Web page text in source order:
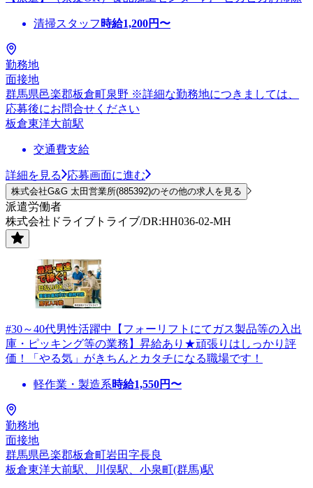
清掃スタッフ 時給1,200円〜
勤務地
面接地
群馬県邑楽郡板倉町泉野 ※詳細な勤務地につきましては、
応募後にお問合せください
板倉東洋大前駅
交通費支給
詳細を見る 応募画面に進む
株式会社G&G 太田営業所(885392)のその他の求人を見る
派遣労働者
株式会社ドライブトライブ/DR:HH036-02-MH
#30～40代男性活躍中【フォーリフトにてガス製品等の入出
庫・ピッキング等の業務】昇給あり★頑張りはしっかり評
価！「やる気」がきちんとカタチになる職場です！
軽作業・製造系時給1,550円〜
勤務地
面接地
群馬県邑楽郡板倉町岩田字長良
板倉東洋大前駅、川俣駅、小泉町(群馬)駅